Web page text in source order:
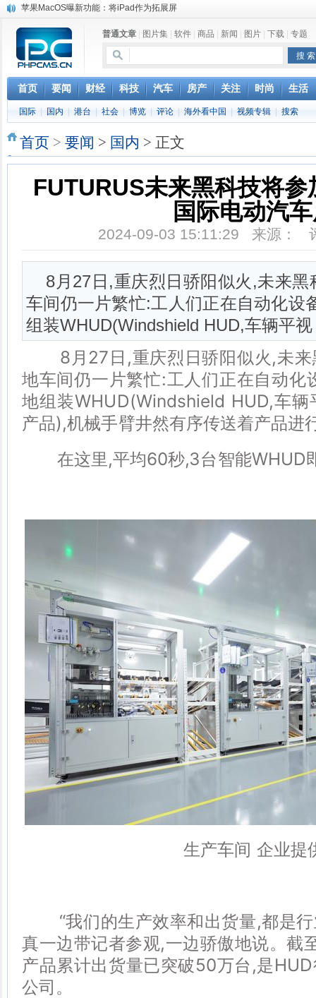
苹果MacOS曝新功能：将iPad作为拓展屏
苹果与高通和解 英特尔失去重要移动客户
小米高管：虽然高通与苹果和解，但5G iPhone最快明年下半年发布
iOS 13加入黑暗模式 多功能加持6月份见
高通与苹果达成和解，双方达成6年许可协议
巴黎圣母院大火肆虐，人类文明的一场浩劫
奔驰维权女车主捅出了一个最大的瓜
普通文章 图片集 软件 商品 新闻 图片 下载 专题
首页 要闻 财经 科技 汽车 房产 关注 时尚 生活
国际 国内 港台 社会 博览 评论 海外看中国 视频专辑 搜索
首页 > 要闻 > 国内 > 正文
FUTURUS未来黑科技将
国际电动汽
2024-09-03 15:11:29 来源：
8月27日,重庆烈日骄阳似火,未来
车间仍一片繁忙:工人们正在自动化设
组装WHUD(Windshield HUD,车辆平视
8月27日,重庆烈日骄阳似火,未来
地车间仍一片繁忙:工人们正在自动化
地组装WHUD(Windshield HUD,车辆
产品),机械手臂井然有序传送着产品
在这里,平均60秒,3台智能WHUD
生产车间 企业提
“我们的生产效率和出货量,都是行
真一边带记者参观,一边骄傲地说。截
产品累计出货量已突破50万台,是
公司。